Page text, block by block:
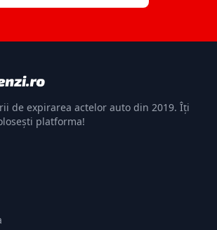
de expirarea actelor auto din 2019. Îți
platforma!